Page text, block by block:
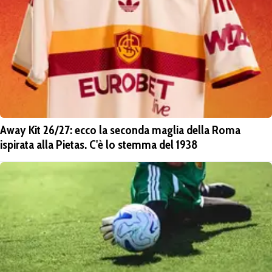
Away Kit 26/27: ecco la seconda maglia della Roma
ispirata alla Pietas. C'è lo stemma del 1938